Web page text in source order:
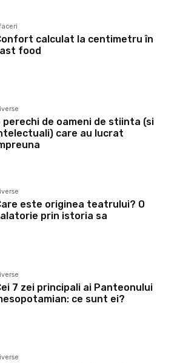
calculat la centimetru în
food
perechi de oameni de stiinta (si
care au lucrat
este originea teatrului? O
prin istoria sa
7 zei principali ai Panteonului
ce sunt ei?